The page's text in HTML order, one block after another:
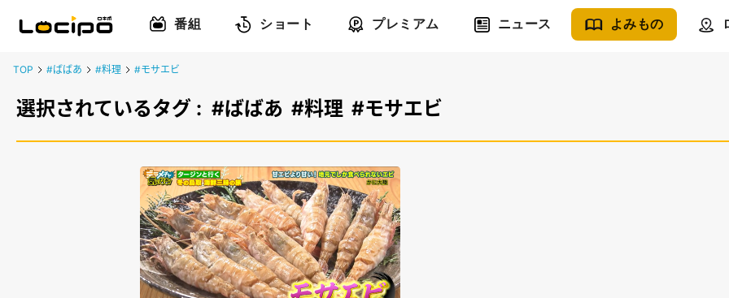
番組 ショート プレミアム ニュース よみもの
TOP #ばばあ #料理 #モサエビ
選択されているタグ : #ばばあ #料理 #モサエビ